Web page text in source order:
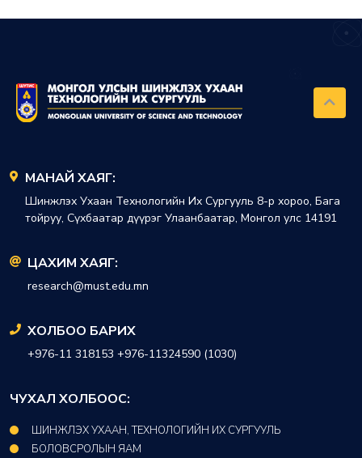
МАНАЙ ХАЯГ:
Шинжлэх Ухаан Технологийн Их Сургууль 8-р хороо, Бага
тойруу, Сүхбаатар дүүрэг Улаанбаатар, Монгол улс 14191
ЦАХИМ ХАЯГ:
research@must.edu.mn
ХОЛБОО БАРИХ
+976-11 318153 +976-11324590 (1030)
ЧУХАЛ ХОЛБООС:
ШИНЖЛЭХ УХААН, ТЕХНОЛОГИЙН ИХ СУРГУУЛЬ
БОЛОВСРОЛЫН ЯАМ